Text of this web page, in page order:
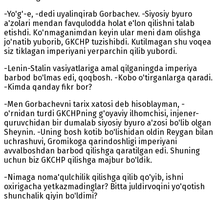
-Yo'g'-e, -dedi uyalinqirab Gorbachev. -Siyosiy byuro
a'zolari mendan favqulodda holat e'lon qilishni talab
etishdi. Ko'nmaganimdan keyin ular meni dam olishga
jo'natib yuborib, GKCHP tuzishibdi. Kutilmagan shu voqea
siz tiklagan imperiyani yerparchin qilib yubordi.
-Lenin-Stalin vasiyatlariga amal qilganingda imperiya
barbod bo'lmas edi, qoqbosh. -Kobo o'tirganlarga qaradi.
-Kimda qanday fikr bor?
-Men Gorbachevni tarix xatosi deb hisoblayman, -
o'rnidan turdi GKCHPning g'oyaviy ilhomchisi, injener-
quruvchidan bir dumalab siyosiy byuro a'zosi bo'lib olgan
Sheynin. -Uning bosh kotib bo'lishidan oldin Reygan bilan
uchrashuvi, Gromikoga qarindoshligi imperiyani
avvalboshdan barbod qilishga qaratilgan edi. Shuning
uchun biz GKCHP qilishga majbur bo'ldik.
-Nimaga noma'qulchilik qilishga qilib qo'yib, ishni
oxirigacha yetkazmadinglar? Bitta juldirvoqini yo'qotish
shunchalik qiyin bo'ldimi?